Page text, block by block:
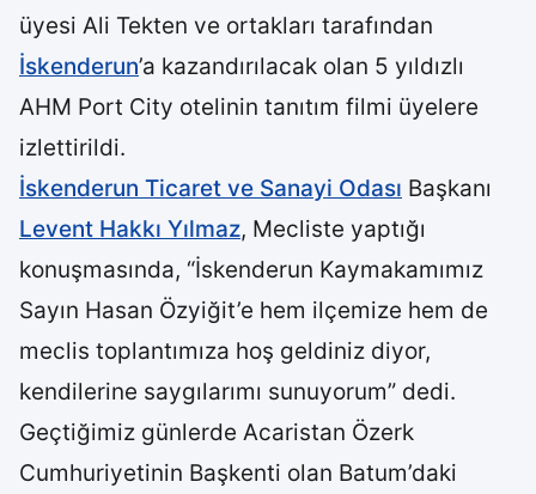
üyesi Ali Tekten ve ortakları tarafından
İskenderun’a kazandırılacak olan 5 yıldızlı
AHM Port City otelinin tanıtım filmi üyelere
izlettirildi.
İskenderun Ticaret ve Sanayi Odası Başkanı
Levent Hakkı Yılmaz, Mecliste yaptığı
konuşmasında, “İskenderun Kaymakamımız
Sayın Hasan Özyiğit’e hem ilçemize hem de
meclis toplantımıza hoş geldiniz diyor,
kendilerine saygılarımı sunuyorum” dedi.
Geçtiğimiz günlerde Acaristan Özerk
Cumhuriyetinin Başkenti olan Batum’daki